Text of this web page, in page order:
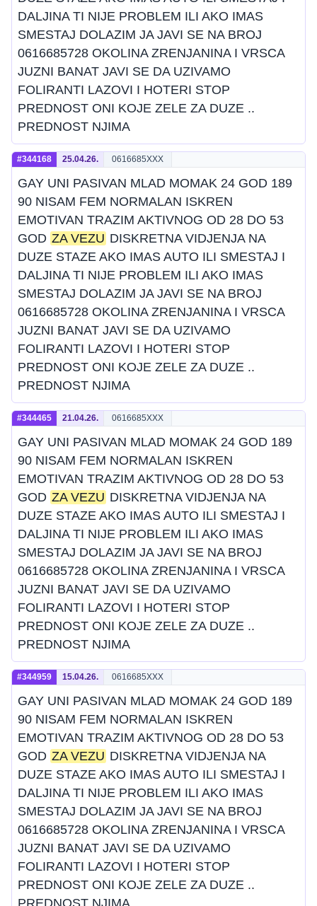
DALJINA TI NIJE PROBLEM ILI AKO IMAS
SMESTAJ DOLAZIM JA JAVI SE NA BROJ
0616685728 OKOLINA ZRENJANINA I VRSCA
JUZNI BANAT JAVI SE DA UZIVAMO
FOLIRANTI LAZOVI I HOTERI STOP
PREDNOST ONI KOJE ZELE ZA DUZE ..
PREDNOST NJIMA
#344168 25.04.26. 0616685XXX
GAY UNI PASIVAN MLAD MOMAK 24 GOD 189
90 NISAM FEM NORMALAN ISKREN
EMOTIVAN TRAZIM AKTIVNOG OD 28 DO 53
GOD ZA VEZU DISKRETNA VIDJENJA NA
DUZE STAZE AKO IMAS AUTO ILI SMESTAJ I
DALJINA TI NIJE PROBLEM ILI AKO IMAS
SMESTAJ DOLAZIM JA JAVI SE NA BROJ
0616685728 OKOLINA ZRENJANINA I VRSCA
JUZNI BANAT JAVI SE DA UZIVAMO
FOLIRANTI LAZOVI I HOTERI STOP
PREDNOST ONI KOJE ZELE ZA DUZE ..
PREDNOST NJIMA
#344465 21.04.26. 0616685XXX
GAY UNI PASIVAN MLAD MOMAK 24 GOD 189
90 NISAM FEM NORMALAN ISKREN
EMOTIVAN TRAZIM AKTIVNOG OD 28 DO 53
GOD ZA VEZU DISKRETNA VIDJENJA NA
DUZE STAZE AKO IMAS AUTO ILI SMESTAJ I
DALJINA TI NIJE PROBLEM ILI AKO IMAS
SMESTAJ DOLAZIM JA JAVI SE NA BROJ
0616685728 OKOLINA ZRENJANINA I VRSCA
JUZNI BANAT JAVI SE DA UZIVAMO
FOLIRANTI LAZOVI I HOTERI STOP
PREDNOST ONI KOJE ZELE ZA DUZE ..
PREDNOST NJIMA
#344959 15.04.26. 0616685XXX
GAY UNI PASIVAN MLAD MOMAK 24 GOD 189
90 NISAM FEM NORMALAN ISKREN
EMOTIVAN TRAZIM AKTIVNOG OD 28 DO 53
GOD ZA VEZU DISKRETNA VIDJENJA NA
DUZE STAZE AKO IMAS AUTO ILI SMESTAJ I
DALJINA TI NIJE PROBLEM ILI AKO IMAS
SMESTAJ DOLAZIM JA JAVI SE NA BROJ
0616685728 OKOLINA ZRENJANINA I VRSCA
JUZNI BANAT JAVI SE DA UZIVAMO
FOLIRANTI LAZOVI I HOTERI STOP
PREDNOST ONI KOJE ZELE ZA DUZE ..
PREDNOST NJIMA